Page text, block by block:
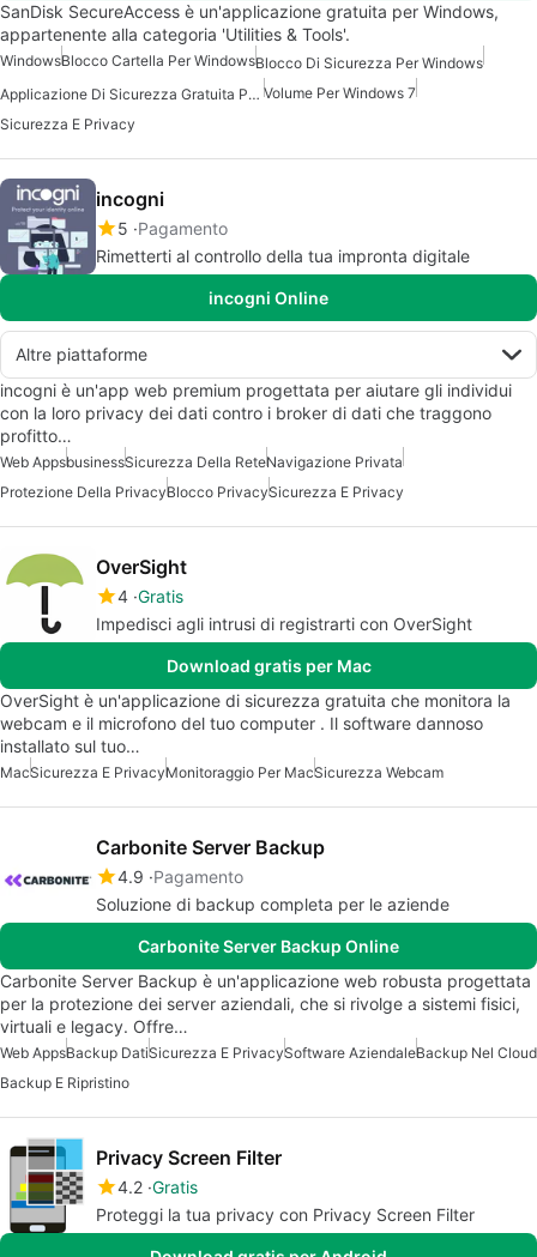
SanDisk SecureAccess è un'applicazione gratuita per Windows,
appartenente alla categoria 'Utilities & Tools'.
WindowsBlocco Cartella Per WindowsBlocco Di Sicurezza Per Windows
Applicazione Di Sicurezza Gratuita Per Windows Volume Per Windows 7
Sicurezza E Privacy
incogni
5 Pagamento
Rimetterti al controllo della tua impronta digitale
incogni Online
Altre piattaforme
incogni è un'app web premium progettata per aiutare gli individui
con la loro privacy dei dati contro i broker di dati che traggono
profitto…
Web AppsbusinessSicurezza Della ReteNavigazione Privata
Protezione Della PrivacyBlocco PrivacySicurezza E Privacy
OverSight
4 Gratis
Impedisci agli intrusi di registrarti con OverSight
Download gratis per Mac
OverSight è un'applicazione di sicurezza gratuita che monitora la
webcam e il microfono del tuo computer . Il software dannoso
installato sul tuo…
MacSicurezza E PrivacyMonitoraggio Per MacSicurezza Webcam
Carbonite Server Backup
4.9 Pagamento
Soluzione di backup completa per le aziende
Carbonite Server Backup Online
Carbonite Server Backup è un'applicazione web robusta progettata
per la protezione dei server aziendali, che si rivolge a sistemi fisici,
virtuali e legacy. Offre…
Web AppsBackup DatiSicurezza E PrivacySoftware AziendaleBackup Nel Cloud
Backup E Ripristino
Privacy Screen Filter
4.2 Gratis
Proteggi la tua privacy con Privacy Screen Filter